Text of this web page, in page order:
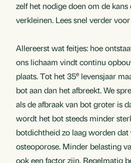
zelf het nodige doen om de
verkleinen. Lees snel verder
Allereerst wat feitjes: hoe
ons lichaam vindt continu
plaats. Tot het 35e levensjaar
bot aan dan het afbreekt. We
als de afbraak van bot groter is
wordt het bot steeds minder
botdichtheid zo laag worden dat
osteoporose. Minder belasting
ook een factor zijn. Regelmatig